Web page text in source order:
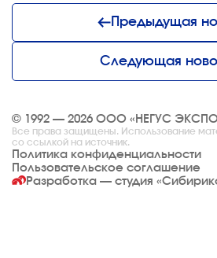
Предыдущая
Следующая
© 1992 — 2026 ООО «НЕГУС
Все права защищены. Использование
со ссылкой на источник.
Политика конфиденциальности
Пользовательское соглашение
Разработка — студия